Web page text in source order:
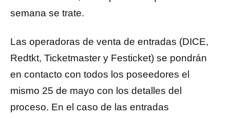
semana se trate.
Las operadoras de venta de entradas (DICE,
Redtkt, Ticketmaster y Festicket) se pondrán
en contacto con todos los poseedores el
mismo 25 de mayo con los detalles del
proceso. En el caso de las entradas